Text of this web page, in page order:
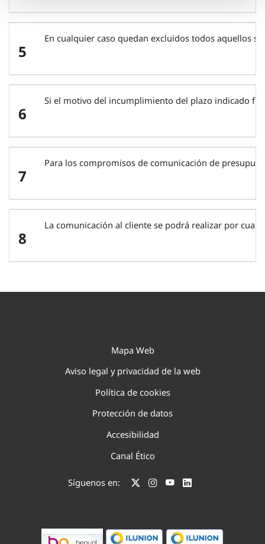
5
En cualquier caso quedan excluidos todos aquellos
6
Si el motivo del incumplimiento del plazo indicado
7
Para los compromisos de comunicación de
8
La comunicación al cliente se podrá realizar por
Mapa Web
Aviso legal y privacidad de la web
Política de cookies
Protección de datos
Accesibilidad
Canal Ético
Síguenos en: